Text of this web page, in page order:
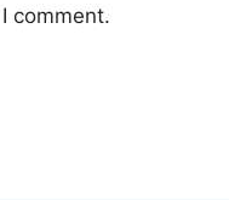
comment.